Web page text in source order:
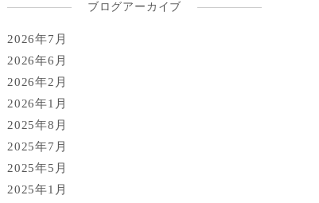
ブログアーカイブ
2026年7月
2026年6月
2026年2月
2026年1月
2025年8月
2025年7月
2025年5月
2025年1月